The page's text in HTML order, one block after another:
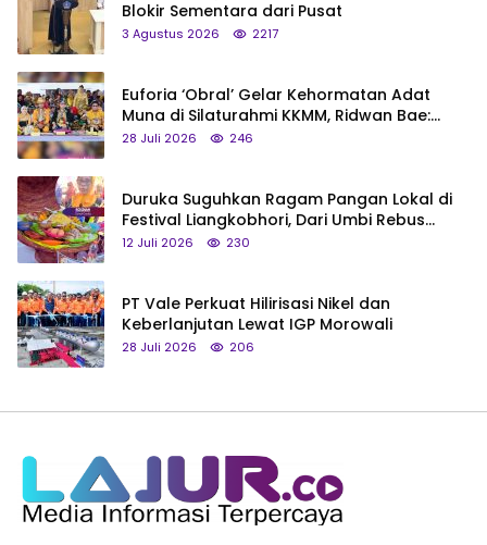
Blokir Sementara dari Pusat
3 Agustus 2026 2217
Euforia ‘Obral’ Gelar Kehormatan Adat
Muna di Silaturahmi KKMM, Ridwan Bae:
Saya Bukan Tipe Begitu, Belum Pantas!
28 Juli 2026 246
Duruka Suguhkan Ragam Pangan Lokal di
Festival Liangkobhori, Dari Umbi Rebus
hingga Tumpeng Beras Muna
12 Juli 2026 230
PT Vale Perkuat Hilirisasi Nikel dan
Keberlanjutan Lewat IGP Morowali
28 Juli 2026 206